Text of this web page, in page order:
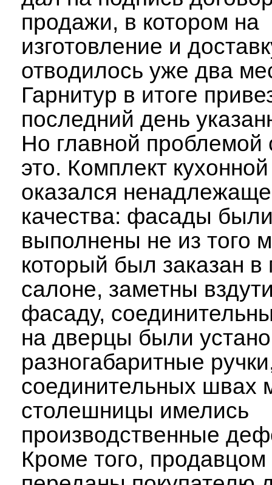
продажи, в котором на
изготовление и
отводилось уже два
Гарнитур в итоге
последний день
Но главной проблемой
это. Комплект
оказался
качества: фасады
выполнены не из того
который был заказан
салоне, заметны
фасаду,
на дверцы были
разногабаритные
соединительных швах
столешницы имелись
производственные
Кроме того,